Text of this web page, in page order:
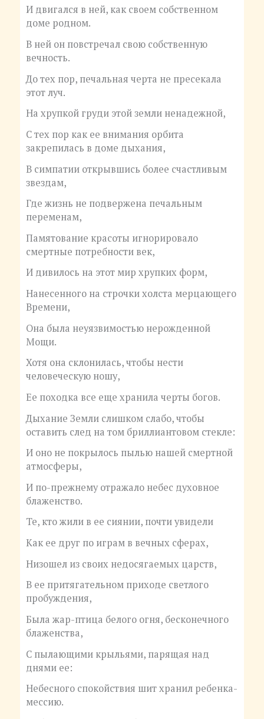
И двигался в ней, как своем собственном
доме родном.
В ней он повстречал свою собственную
вечность.
До тех пор, печальная черта не пресекала
этот луч.
На хрупкой груди этой земли ненадежной,
С тех пор как ее внимания орбита
закрепилась в доме дыхания,
В симпатии открывшись более счастливым
звездам,
Где жизнь не подвержена печальным
переменам,
Памятование красоты игнорировало
смертные потребности век,
И дивилось на этот мир хрупких форм,
Нанесенного на строчки холста мерцающего
Времени,
Она была неуязвимостью нерожденной
Мощи.
Хотя она склонилась, чтобы нести
человеческую ношу,
Ее походка все еще хранила черты богов.
Дыхание Земли слишком слабо, чтобы
оставить след на том бриллиантовом стекле:
И оно не покрылось пылью нашей смертной
атмосферы,
И по-прежнему отражало небес духовное
блаженство.
Те, кто жили в ее сиянии, почти увидели
Как ее друг по играм в вечных сферах,
Низошел из своих недосягаемых царств,
В ее притягательном приходе светлого
пробуждения,
Была жар-птица белого огня, бесконечного
блаженства,
С пылающими крыльями, парящая над
днями ее:
Небесного спокойствия шит хранил ребенка-
мессию.